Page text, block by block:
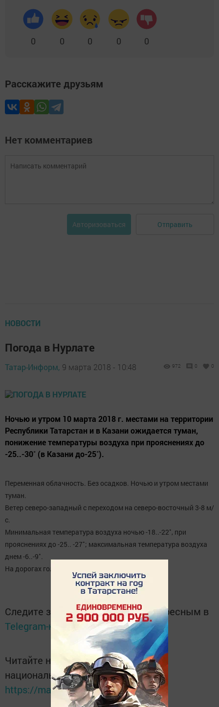
0 0 0 0 0
Расскажите друзьям
Нет комментариев
Авторизоваться Отправить
НОВОСТИ
Погода в Нурлате
Татар-Информ, 9 марта 2018 - 10:48 972 0 0
Ночью и утром 10 марта 2018 г. местами на территории
Республики Татарстан и в Казани ожидается туман,
понижение температуры воздуха при прояснениях до
-25..-30˚ (в Казани до-25˚).
Переменная облачность. Без осадков. Ночью и утром местами
туман.
Ветер северо-западный с переходом на северо-восточный 3-8 м/
с.
Минимальная температура воздуха ночью -18..-22˚, при
прояснениях до -25.. -27˚; максимальная температура воздуха
днем -6..-9˚.
На дорогах гололедица.
Следите за самым важным и интересным в
Telegram-канале Татмедиа
Читайте новости Татарстана в
национальном мессенджере MАХ:
https://max.ru/tatmedia